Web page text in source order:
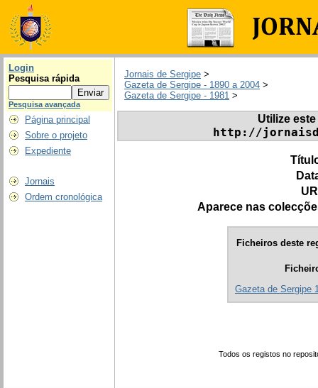
Login
Pesquisa rápida
Pesquisa avançada
Página principal
Sobre o projeto
Expediente
Jornais
Ordem cronológica
Jornais de Sergipe >
Gazeta de Sergipe - 1890 a 2004 >
Gazeta de Sergipe - 1981 >
Utilize
http://
Aparece nas
Ficheiros deste
Gazeta de Sergipe
Todos os registos no